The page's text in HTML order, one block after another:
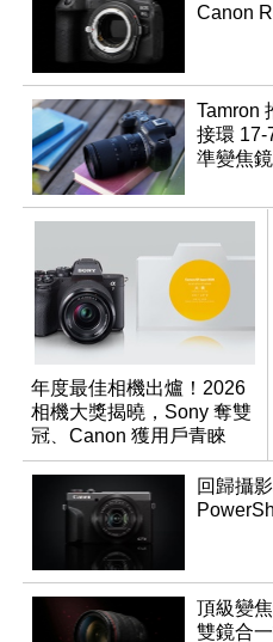
Canon
Tamron
接環 17-
準變焦鏡
年度最佳相機出爐！2026
相機大獎揭曉，Sony 奪雙
冠、Canon 獲用戶青睞
回歸攝
頂級變
雙鏡合